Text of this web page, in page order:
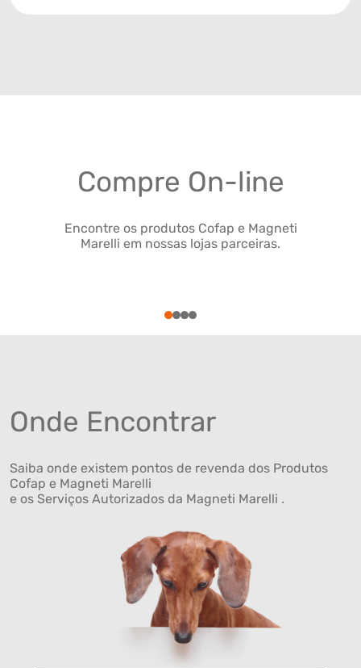
Compre On-line
Encontre os produtos Cofap e Magneti
Marelli em nossas lojas parceiras.
1234
Onde Encontrar
Saiba onde existem pontos de revenda dos Produtos
Cofap e Magneti Marelli
e os Serviços Autorizados da Magneti Marelli .